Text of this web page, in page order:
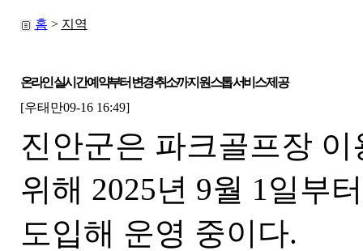
홈 > 지역
온라인 실시간 예약부터 변경·취소까지 원스톱 서비스 제공
[우태만09-16 16:49]
진안군은 파크골프장
위해 2025년 9월 1일부
도입해 운영 중이다.